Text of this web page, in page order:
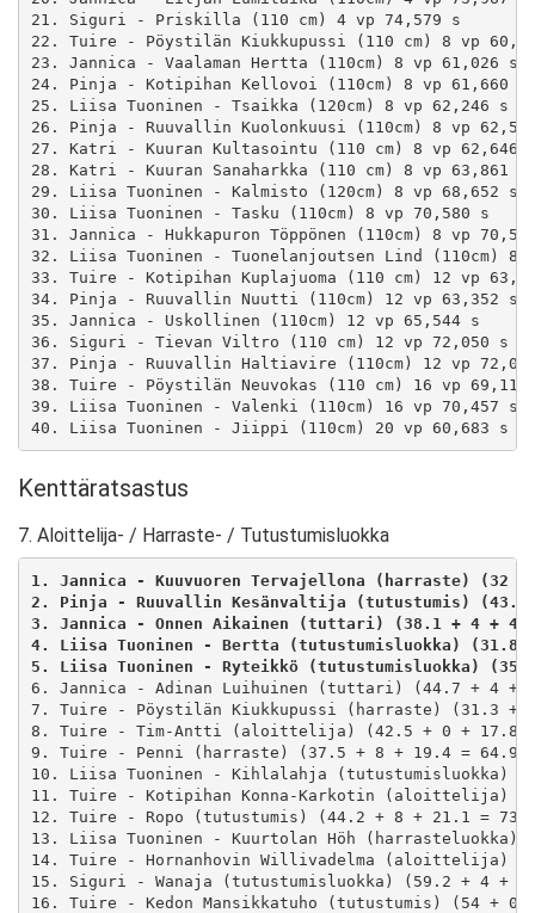
21. Siguri - Priskilla (110 cm) 4 vp 74,579 s
22. Tuire - Pöystilän Kiukkupussi (110 cm) 8 vp
23. Jannica - Vaalaman Hertta (110cm) 8 vp 61,026 s
24. Pinja - Kotipihan Kellovoi (110cm) 8 vp 61,660 s
25. Liisa Tuoninen - Tsaikka (120cm) 8 vp 62,246 s
26. Pinja - Ruuvallin Kuolonkuusi (110cm) 8 vp
27. Katri - Kuuran Kultasointu (110 cm) 8 vp 62,646
28. Katri - Kuuran Sanaharkka (110 cm) 8 vp 63,861 s
29. Liisa Tuoninen - Kalmisto (120cm) 8 vp 68,652 s
30. Liisa Tuoninen - Tasku (110cm) 8 vp 70,580 s
31. Jannica - Hukkapuron Töppönen (110cm) 8 vp
32. Liisa Tuoninen - Tuonelanjoutsen Lind (110cm) 8
33. Tuire - Kotipihan Kuplajuoma (110 cm) 12 vp
34. Pinja - Ruuvallin Nuutti (110cm) 12 vp 63,352 s
35. Jannica - Uskollinen (110cm) 12 vp 65,544 s
36. Siguri - Tievan Viltro (110 cm) 12 vp 72,050 s
37. Pinja - Ruuvallin Haltiavire (110cm) 12 vp
38. Tuire - Pöystilän Neuvokas (110 cm) 16 vp 69,111
39. Liisa Tuoninen - Valenki (110cm) 16 vp 70,457 s
Kenttäratsastus
7. Aloittelija- / Harraste- / Tutustumisluokka
1. Jannica - Kuuvuoren Tervajellona (harraste) (32
2. Pinja - Ruuvallin Kesänvaltija (tutustumis) (43.1
3. Jannica - Onnen Aikainen (tuttari) (38.1 + 4 +
4. Liisa Tuoninen - Bertta (tutustumisluokka) (31.8
5. Liisa Tuoninen - Ryteikkö (tutustumisluokka)
6. Jannica - Adinan Luihuinen (tuttari) (44.7 + 4 +
7. Tuire - Pöystilän Kiukkupussi (harraste) (31.3 +
8. Tuire - Tim-Antti (aloittelija) (42.5 + 0 + 17.8
9. Tuire - Penni (harraste) (37.5 + 8 + 19.4 = 64.9)
10. Liisa Tuoninen - Kihlalahja (tutustumisluokka)
11. Tuire - Kotipihan Konna-Karkotin (aloittelija)
12. Tuire - Ropo (tutustumis) (44.2 + 8 + 21.1 =
13. Liisa Tuoninen - Kuurtolan Höh (harrasteluokka)
14. Tuire - Hornanhovin Willivadelma (aloittelija)
15. Siguri - Wanaja (tutustumisluokka) (59.2 + 4 +
16. Tuire - Kedon Mansikkatuho (tutustumis) (54 + 0